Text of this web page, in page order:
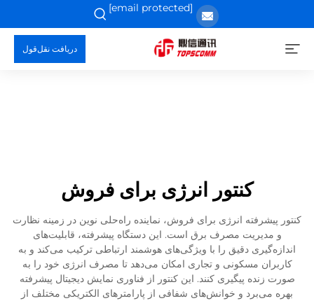
[email protected]
دریافت نقل‌قول
کنتور انرژی برای فروش
کنتور پیشرفته انرژی برای فروش، نماینده راه‌حلی نوین در زمینه نظارت
و مدیریت مصرف برق است. این دستگاه پیشرفته، قابلیت‌های
اندازه‌گیری دقیق را با ویژگی‌های هوشمند ارتباطی ترکیب می‌کند و به
کاربران مسکونی و تجاری امکان می‌دهد تا مصرف انرژی خود را به
صورت زنده پیگیری کنند. این کنتور از فناوری نمایش دیجیتال پیشرفته
بهره می‌برد و خوانش‌های شفافی از پارامترهای الکتریکی مختلف از